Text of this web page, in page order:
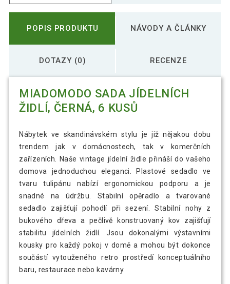
POPIS PRODUKTU NÁVODY A ČLÁNKY
DOTAZY (0) RECENZE
MIADOMODO SADA JÍDELNÍCH
ŽIDLÍ, ČERNÁ, 6 KUSŮ
Nábytek ve skandinávském stylu je již nějakou dobu
trendem jak v domácnostech, tak v komerčních
zařízeních. Naše vintage jídelní židle přináší do vašeho
domova jednoduchou eleganci. Plastové sedadlo ve
tvaru tulipánu nabízí ergonomickou podporu a je
snadné na údržbu. Stabilní opěradlo a tvarované
sedadlo zajišťují pohodlí při sezení. Stabilní nohy z
bukového dřeva a pečlivě konstruovaný kov zajišťují
stabilitu jídelních židlí. Jsou dokonalými výstavními
kousky pro každý pokoj v domě a mohou být dokonce
součástí vytouženého retro prostředí konceptuálního
baru, restaurace nebo kavárny.